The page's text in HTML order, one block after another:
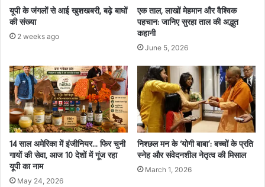
यूपी के जंगलों से आई खुशखबरी, बढ़े बाघों
की संख्या
2 weeks ago
एक ताल, लाखों मेहमान और वैश्विक
पहचान: जानिए सुरहा ताल की अद्भुत
कहानी
June 5, 2026
14 साल अमेरिका में इंजीनियर… फिर चुनी
गायों की सेवा, आज 10 देशों में गूंज रहा
यूपी का नाम
May 24, 2026
निश्छल मन के ‘योगी बाबा’: बच्चों के प्रति
स्नेह और संवेदनशील नेतृत्व की मिसाल
March 1, 2026